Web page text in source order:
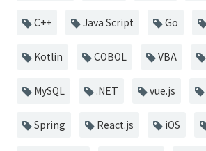
C++ Java Script Go
Kotlin COBOL VBA
MySQL .NET vue.js
Spring React.js iOS